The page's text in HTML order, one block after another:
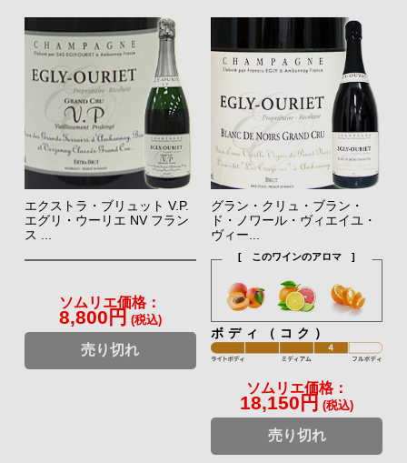
エクストラ・ブリュット V.P.
エグリ・ウーリエ NV フラン
ス ...
ソムリエ価格：
8,800円 (税込)
売り切れ
グラン・クリュ・ブラン・
ド・ノワール・ヴィエイユ・
ヴィー...
[ このワインのアロマ ]
ボディ（コク）
ソムリエ価格：
18,150円 (税込)
売り切れ